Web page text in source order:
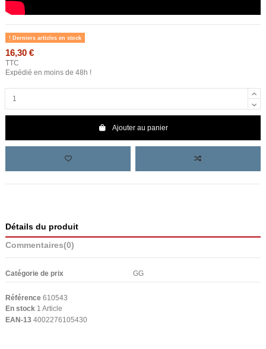
Derniers articles en stock
16,30 €
TTC
Expédié en moins de 48h !
Ajouter au panier
Détails du produit
Commentaires(0)
Catégorie de prix GG
Référence 610543
En stock 1 Article
EAN-13 4002276105430